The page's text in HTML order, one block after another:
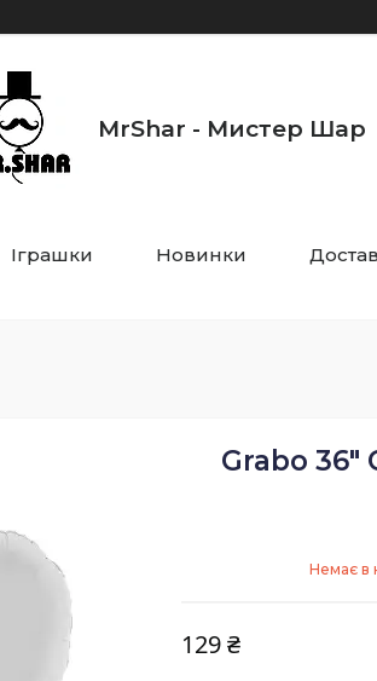
MrShar - Мистер Шар
Іграшки Новинки
Grabo 36"
Немає в
129 ₴